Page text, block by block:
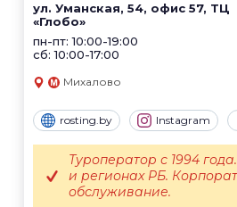
ул. Уманская, 54, офис 57, ТЦ
«Глобо»
пн-пт: 10:00-19:00
сб: 10:00-17:00
Михалово
rosting.by Instagram
Туроператор с 1994
и регионах РБ.
обслуживание.